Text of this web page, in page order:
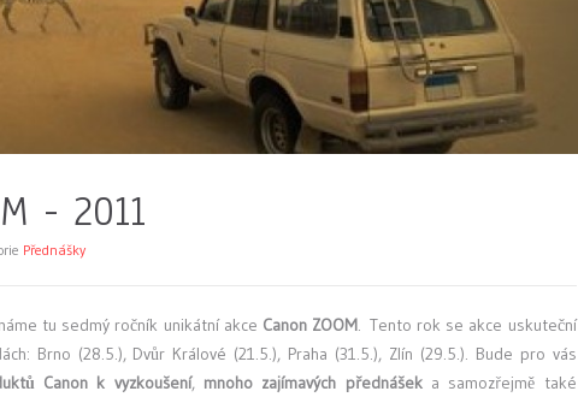
- 2011
Přednášky
tu sedmý ročník unikátní akce Canon ZOOM. Tento rok se akce uskuteční
Brno (28.5.), Dvůr Králové (21.5.), Praha (31.5.), Zlín (29.5.). Bude pro vás
Canon k vyzkoušení, mnoho zajímavých přednášeka samozřejmě také